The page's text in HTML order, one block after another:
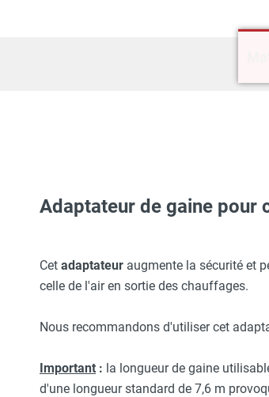
PROTECTION INDIVIDUELLE
STOCKAGE, CUVE ET
MOBILIER
TRAITEMENT DE L'AIR
Canon à air chaud mobile au fioul
Adaptateur de gaine pour
Cet adaptateur augmente la sécurité et
celle de l'air en sortie des chauffages.
Nous recommandons d'utiliser cet
Important : la longueur de gaine
d'une longueur standard de 7,6 m